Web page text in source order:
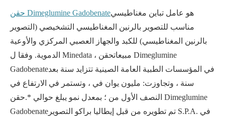
حقن Dimeglumine Gadobenateهو عامل تباين مغناطيسي
مناسب للتصوير بالرنين المغناطيسي التشخيصي (التصوير
بالرنين المغناطيسي) للكبد والجهاز العصبي المركزي والأوعية
الدموية. وفقا ل Minedata ، مبيعاتحقن Dimeglumine
Gadobenateفي المؤسسات الطبية العامة الصينية تتزايد سنة بعد
سنة ، وتجاوزت: مليون يوان في ، وتستمر في الارتفاع في
النصف الأول من ؛ بمعدل نمو يبلغ حوالي *.حقن Dimeglumine
Gadobenate تم تطويره من قبل إيطاليا براكو التصوير S.P.A. في